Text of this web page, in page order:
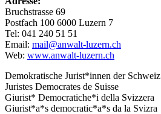
Bruchstrasse 69
Postfach 100 6000 Luzern 7
Tel: 041 240 51 51
Email: mail@anwalt-luzern.ch
Web: www.anwalt-luzern.ch
Demokratische Jurist*innen der Schweiz
Juristes Democrates de Suisse
Giurist* Democratiche*i della Svizzera
Giurist*a*s democratic*a*s da la Svizra